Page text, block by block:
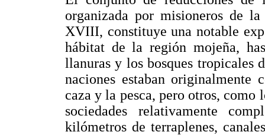
organizada por misioneros de
XVIII, constituye una notable
hábitat de la región mojeña,
llanuras y los bosques tropicales
naciones estaban originalmente
caza y la pesca, pero otros, como
sociedades relativamente
kilómetros de terraplenes,